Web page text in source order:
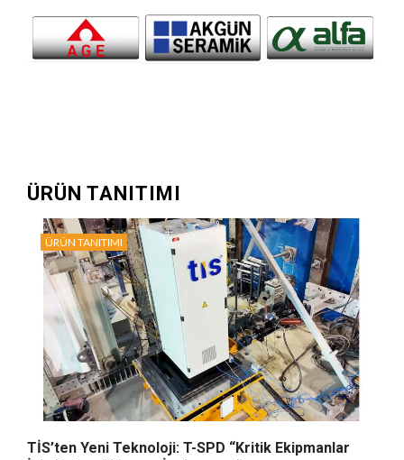
ÜRÜN TANITIMI
ÜRÜN TANITIMI
TİS’ten Yeni Teknoloji: T-SPD “Kritik Ekipmanlar